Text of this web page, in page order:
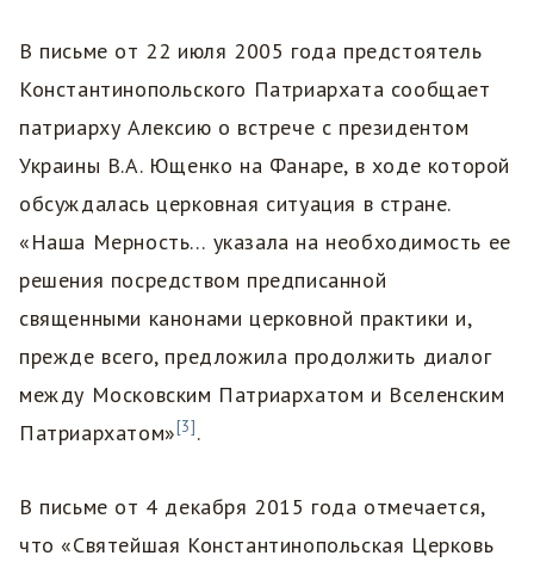
В письме от 22 июля 2005 года предстоятель
Константинопольского Патриархата сообщает
патриарху Алексию о встрече с президентом
Украины В.А. Ющенко на Фанаре, в ходе которой
обсуждалась церковная ситуация в стране.
«Наша Мерность… указала на необходимость ее
решения посредством предписанной
священными канонами церковной практики и,
прежде всего, предложила продолжить диалог
между Московским Патриархатом и Вселенским
Патриархатом»[3].
В письме от 4 декабря 2015 года отмечается,
что «Святейшая Константинопольская Церковь